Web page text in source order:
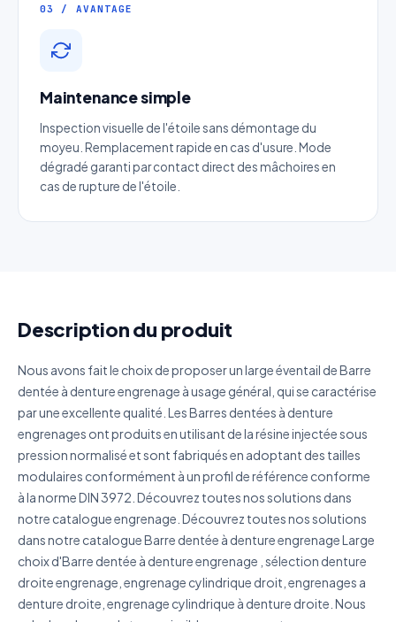
03 / AVANTAGE
Maintenance simple
Inspection visuelle de l'étoile sans démontage du
moyeu. Remplacement rapide en cas d'usure. Mode
dégradé garanti par contact direct des mâchoires en
cas de rupture de l'étoile.
Description du produit
Nous avons fait le choix de proposer un large éventail de Barre
dentée à denture engrenage à usage général, qui se caractérise
par une excellente qualité. Les Barres dentées à denture
engrenages ont produits en utilisant de la résine injectée sous
pression normalisé et sont fabriqués en adoptant des tailles
modulaires conformément à un profil de référence conforme
à la norme DIN 3972. Découvrez toutes nos solutions dans
notre catalogue engrenage. Découvrez toutes nos solutions
dans notre catalogue Barre dentée à denture engrenage Large
choix d'Barre dentée à denture engrenage , sélection denture
droite engrenage, engrenage cylindrique droit, engrenages a
denture droite, engrenage cylindrique à denture droite. Nous
Réponse sous 24h — Sans engagement
Nom complet
Email*
Téléphone*
Référence produit
Quantité estimée
Décrivez votre besoin
J'accepte que mes données soient utilisées pour traiter
ma demande.Politique de confidentialité